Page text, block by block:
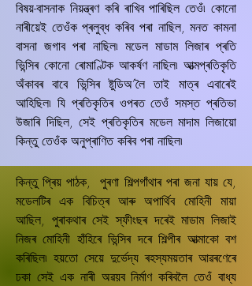
বিষয়-বাসনাক নিয়ন্ত্ৰণ কৰি ৰাখিব পাৰিছিল তেওঁ৷ কোনো
নাৰীয়েই তেওঁক প্ৰলুব্ধ কৰিব পৰা নাছিল, মনত কামনা
বাসনা জগাব পৰা নাছিল৷ মডেল মাডাম লিজাৰ প্ৰতি
ভিন্সিৰ কোনো ৰোমাণ্টিক আকৰ্ষণ নাছিল৷ আত্মপ্ৰতিকৃতি
অঁকাবৰ বাবে ভিন্সিৰ ষ্টুডিঅ’লৈ তাই মাত্ৰ এবাৰেই
আহিছিল৷ যি প্ৰতিকৃতিৰ ওপৰত তেওঁ সমস্ত প্ৰতিভা
উজাৰি দিছিল, সেই প্ৰতিকৃতিৰ মডেল মাদাম লিজায়ো
কিন্তু তেওঁক অনুপ্ৰাণিত কৰিব পৰা নাছিল৷
কিন্তু প্ৰিয় পাঠক, পুৰণা শিল্পগাঁথাৰ পৰা জনা যায় যে,
মডেলটিৰ এক বিচিত্ৰ আৰু অপাৰ্থিব মোহিনী মায়া
আছিল, পুৰাকথাৰ সেই স্ফীংছৰ দৰেই মাডাম লিজাই
নিজৰ মোহিনী হাঁহিৰে ভিন্সিৰ দৰে শিল্পীৰ আত্মাকো বশ
কৰিছিল৷ হয়তো সেয়ে দুৰ্ভেদ্য ৰহস্যময়তাৰ আৱৰণেৰে
ঢকা সেই এক নাৰী অৱয়ব নিৰ্মাণ কৰিবলৈ তেওঁ বাধ্য